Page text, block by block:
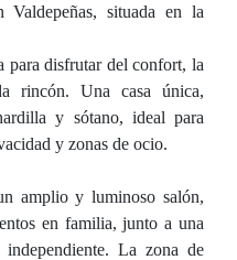
Valdepeñas, situada en la
para disfrutar del confort, la
rincón. Una casa única,
y sótano, ideal para
y zonas de ocio.
amplio y luminoso salón,
en familia, junto a una
La zona de